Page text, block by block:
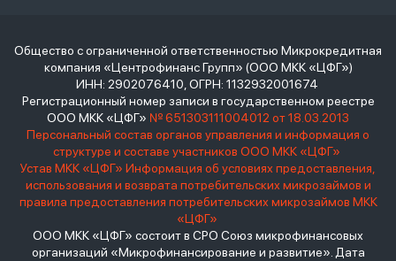
Общество с ограниченной ответственностью Микрокредитная
компания «Центрофинанс Групп» (ООО МКК «ЦФГ»)
ИНН: 2902076410, ОГРН: 1132932001674
Регистрационный номер записи в государственном реестре
ООО МКК «ЦФГ» № 651303111004012 от 18.03.2013
Персональный состав органов управления и информация о
структуре и составе участников ООО МКК «ЦФГ»
Устав МКК «ЦФГ» Информация об условиях предоставления,
использования и возврата потребительских микрозаймов и
правила предоставления потребительских микрозаймов МКК
«ЦФГ»
ООО МКК «ЦФГ» состоит в СРО Союз микрофинансовых
организаций «Микрофинансирование и развитие». Дата